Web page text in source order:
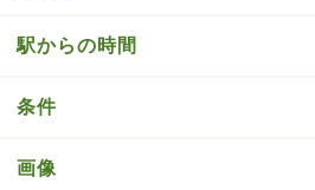
駅からの時間
条件
画像